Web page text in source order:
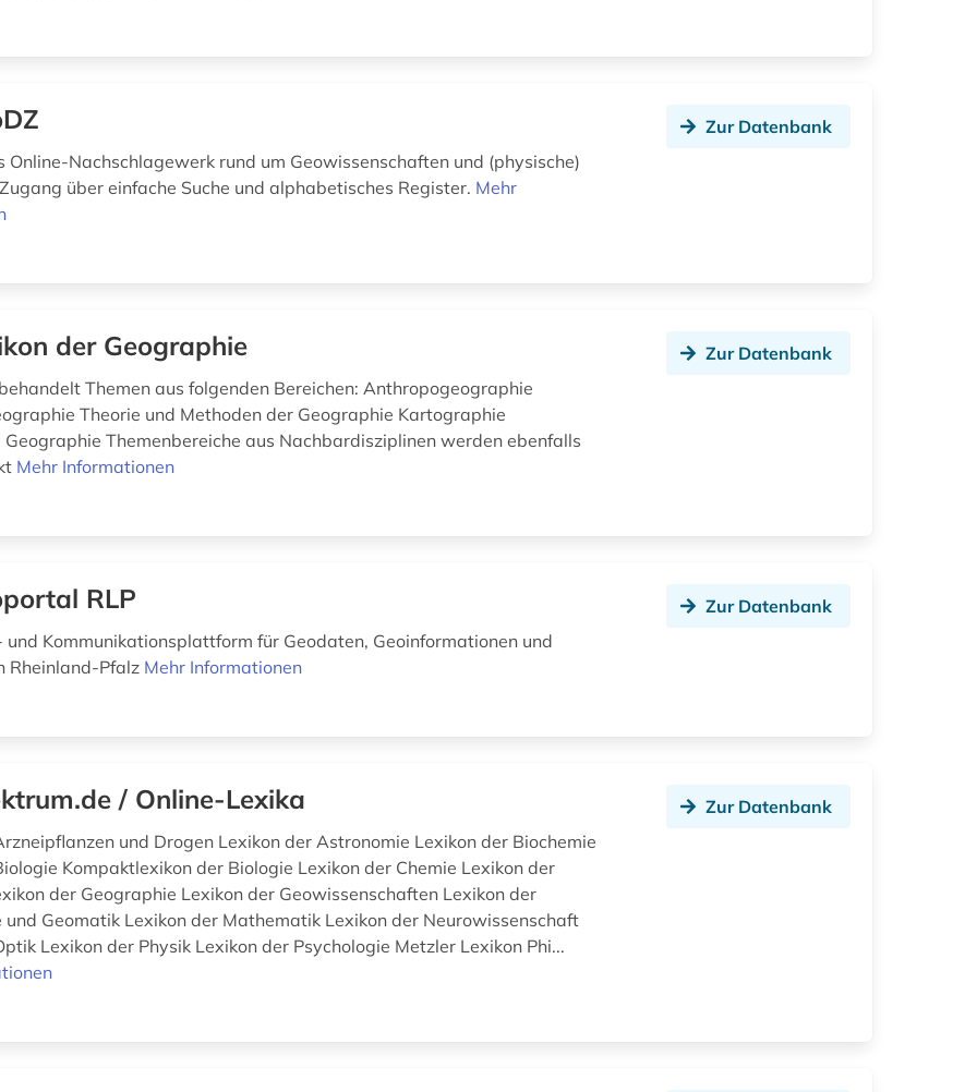
Online-Nachschlagewerk rund um Geowissenschaften und (physische)
über einfache Suche und alphabetisches Register. Mehr
Zur Datenbank
der Geographie
Themen aus folgenden Bereichen: Anthropogeographie
Theorie und Methoden der Geographie Kartographie
Themenbereiche aus Nachbardisziplinen werden ebenfalls
Mehr Informationen
Zur Datenbank
RLP
und Kommunikationsplattform für Geodaten, Geoinformationen und
Rheinland-Pfalz Mehr Informationen
Zur Datenbank
/ Online-Lexika
und Drogen Lexikon der Astronomie Lexikon der Biochemie
Kompaktlexikon der Biologie Lexikon der Chemie Lexikon der
der Geographie Lexikon der Geowissenschaften Lexikon der
Geomatik Lexikon der Mathematik Lexikon der Neurowissenschaft
Lexikon der Physik Lexikon der Psychologie Metzler Lexikon Phi...
Zur Datenbank